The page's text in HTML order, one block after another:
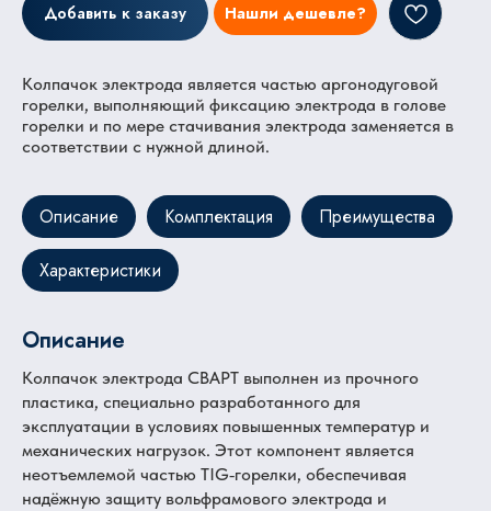
Добавить к заказу Нашли дешевле?
Колпачок электрода является частью аргонодуговой
горелки, выполняющий фиксацию электрода в голове
горелки и по мере стачивания электрода заменяется в
соответствии с нужной длиной.
Описание Комплектация Преимущества
Характеристики
Описание
Колпачок электрода СВАРТ выполнен из прочного
пластика, специально разработанного для
эксплуатации в условиях повышенных температур и
механических нагрузок. Этот компонент является
неотъемлемой частью TIG‑горелки, обеспечивая
надёжную защиту вольфрамового электрода и